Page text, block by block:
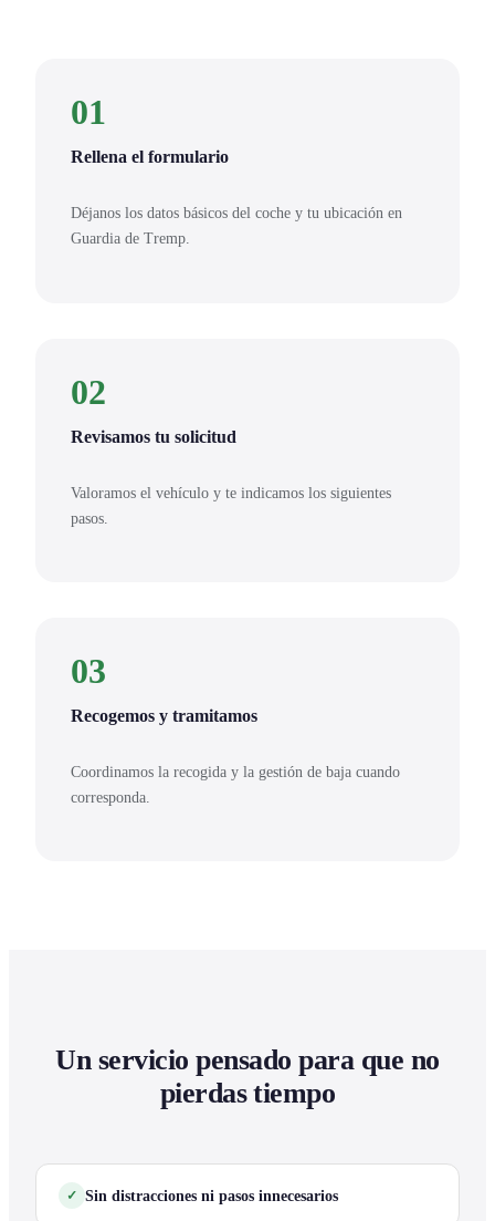
01
Rellena el formulario
Déjanos los datos básicos del coche y tu ubicación en
Guardia de Tremp.
02
Revisamos tu solicitud
Valoramos el vehículo y te indicamos los siguientes
pasos.
03
Recogemos y tramitamos
Coordinamos la recogida y la gestión de baja cuando
corresponda.
Un servicio pensado para que no
pierdas tiempo
Sin distracciones ni pasos innecesarios